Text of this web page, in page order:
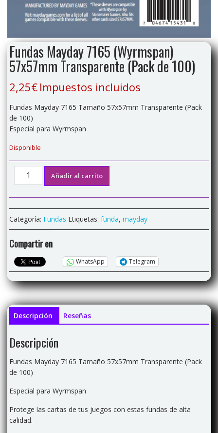
Fundas Mayday 7165 (Wyrmspan)
57x57mm Transparente (Pack de 100)
2,25€ Impuestos incluidos
Fundas Mayday 7165 Tamaño 57x57mm Transparente (Pack
de 100)
Especial para Wyrmspan
Disponible
Fundas
Mayday
Transparente
de
100)
cantidad
Añadir al carrito
Categoría: Fundas Etiquetas: funda, mayday
Compartir en
WhatsApp Telegram
Descripción Reseñas
Descripción
Fundas Mayday 7165 Tamaño 57x57mm Transparente (Pack
de 100)
Especial para Wyrmspan
Protege las cartas de tus juegos con estas fundas de alta
calidad.